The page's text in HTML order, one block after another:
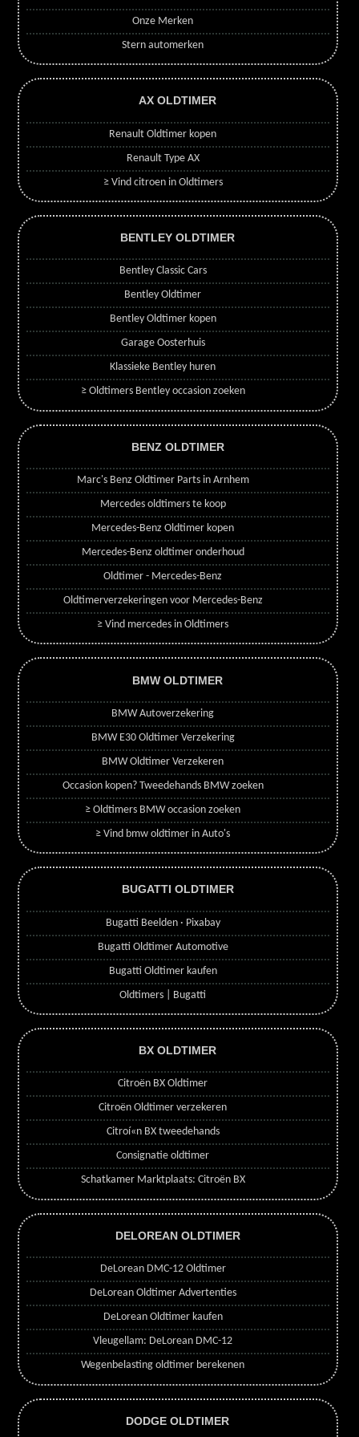
Onze Merken
Stern automerken
AX OLDTIMER
Renault Oldtimer kopen
Renault Type AX
≥ Vind citroen in Oldtimers
BENTLEY OLDTIMER
Bentley Classic Cars
Bentley Oldtimer
Bentley Oldtimer kopen
Garage Oosterhuis
Klassieke Bentley huren
≥ Oldtimers Bentley occasion zoeken
BENZ OLDTIMER
Marc's Benz Oldtimer Parts in Arnhem
Mercedes oldtimers te koop
Mercedes-Benz Oldtimer kopen
Mercedes-Benz oldtimer onderhoud
Oldtimer - Mercedes-Benz
Oldtimerverzekeringen voor Mercedes-Benz
≥ Vind mercedes in Oldtimers
BMW OLDTIMER
BMW Autoverzekering
BMW E30 Oldtimer Verzekering
BMW Oldtimer Verzekeren
Occasion kopen? Tweedehands BMW zoeken
≥ Oldtimers BMW occasion zoeken
≥ Vind bmw oldtimer in Auto's
BUGATTI OLDTIMER
Bugatti Beelden · Pixabay
Bugatti Oldtimer Automotive
Bugatti Oldtimer kaufen
Oldtimers | Bugatti
BX OLDTIMER
Citroën BX Oldtimer
Citroën Oldtimer verzekeren
Citroí«n BX tweedehands
Consignatie oldtimer
Schatkamer Marktplaats: Citroën BX
DELOREAN OLDTIMER
DeLorean DMC-12 Oldtimer
DeLorean Oldtimer Advertenties
DeLorean Oldtimer kaufen
Vleugellam: DeLorean DMC-12
Wegenbelasting oldtimer berekenen
DODGE OLDTIMER